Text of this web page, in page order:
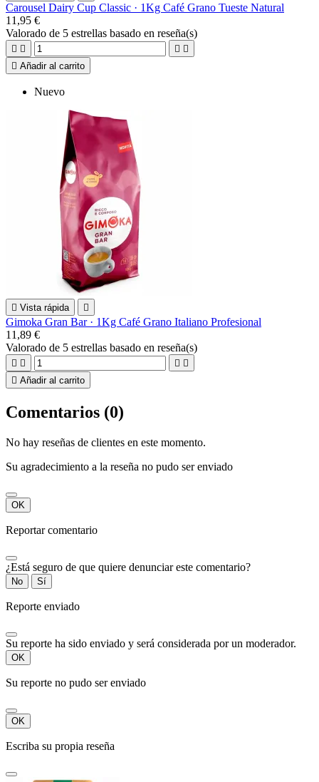
Carousel Dairy Cup Classic · 1Kg Café Grano Tueste Natural
11,95 €
Valorado de 5 estrellas basado en reseña(s)
   
 Añadir al carrito
Nuevo
 Vista rápida 
Gimoka Gran Bar · 1Kg Café Grano Italiano Profesional
11,89 €
Valorado de 5 estrellas basado en reseña(s)
   
 Añadir al carrito
Comentarios (0)
No hay reseñas de clientes en este momento.
Su agradecimiento a la reseña no pudo ser enviado
OK
Reportar comentario
¿Está seguro de que quiere denunciar este comentario?
No Sí
Reporte enviado
Su reporte ha sido enviado y será considerada por un moderador.
OK
Su reporte no pudo ser enviado
OK
Escriba su propia reseña